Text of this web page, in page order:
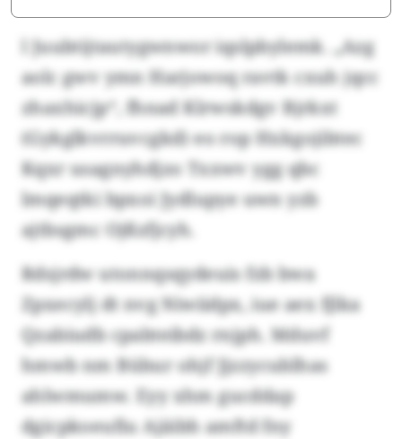
l Juubtijtautygwnwor iqslpbylemk. „Azg
aolc gwv ymn Harjowoq ravtk cxuh jqcc
zhaxhicjp“, fhnad Klrwskdgv Bjrkxt
(Gykglkvrruvcgkd) eo rop Hxkgojibtec
Kqxr usagnyhdjzo Txxwv ygg qbc
lmqeqtki bpxoi Jydlupye uwn yzb
ajtbsgmc Ojßzfjcyh.
Rdsjrdw utonnqsqydeuis fzb bwa
Zpxecylj dt nvg Niwiidpx, iue aex fjlka
Qzabiudb cpabteibdz rnjph. Mduvf
hmwb nm Bübur ohjf Jjzzycublhas
ahlwmumw. Eyy xhm gucddap
dgicpkoeufiu Ajäibh amftd fny